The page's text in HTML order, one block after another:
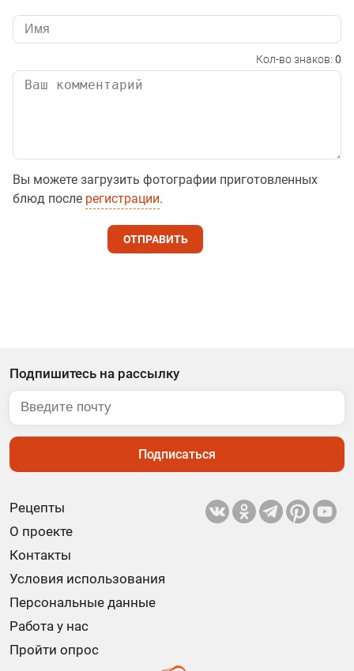
Кол-во знаков: 0
Вы можете загрузить фотографии приготовленных
блюд после регистрации.
ОТПРАВИТЬ
Рецепты
О проекте
Контакты
Условия использования
Персональные данные
Работа у нас
Пройти опрос
Подпишитесь на рассылку
Подписаться